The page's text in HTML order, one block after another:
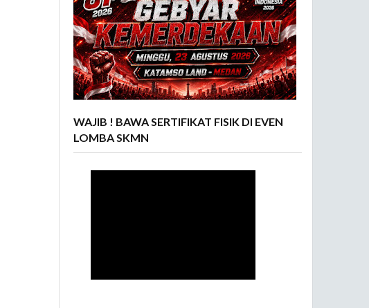
WAJIB ! BAWA SERTIFIKAT FISIK DI EVEN
LOMBA SKMN